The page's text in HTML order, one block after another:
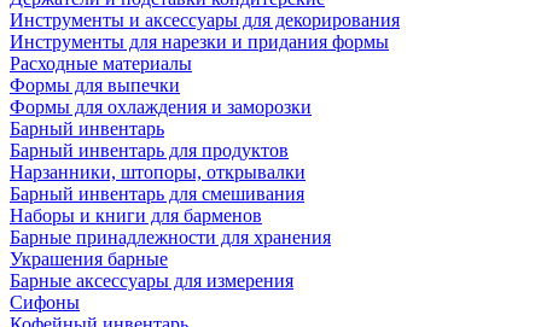
Инструменты и аксессуары для декорирования
Инструменты для нарезки и придания формы
Расходные материалы
Формы для выпечки
Формы для охлаждения и заморозки
Барный инвентарь
Барный инвентарь для продуктов
Нарзанники, штопоры, открывалки
Барный инвентарь для смешивания
Наборы и книги для барменов
Барные принадлежности для хранения
Украшения барные
Барные аксессуары для измерения
Сифоны